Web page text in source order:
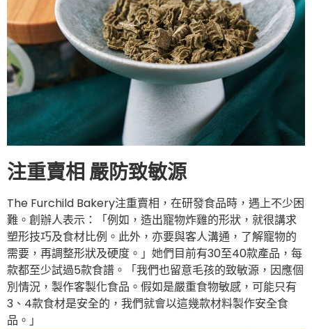
注重賣相 嚴防致敏源
The Furchild Bakery注重賣相，在研發食品時，遇上不少困
難。創辦人表示：「例如，造出寵物炸雞的形狀，就很講求
塑形技巧及食材比例。此外，亦要與客人溝通，了解寵物的
需要，再調整形狀及硬度。」她們目前有30至40款產品，每
款都至少試過5款食譜。「我們也留意毛孩的致敏源，因應個
別情況，製作客製化食品。假如是嚴重食物敏感，可能只有
3、4款食材是安全的，我們就會以這幾款材料製作安全食
品。」